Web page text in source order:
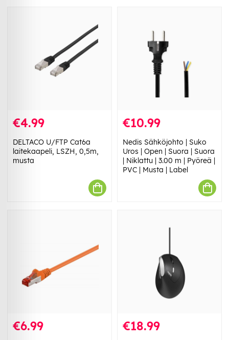
€4.99
DELTACO U/FTP Cat6a
laitekaapeli, LSZH, 0,5m,
musta
€10.99
Nedis Sähköjohto | Suko
Uros | Open | Suora | Suora
| Niklattu | 3.00 m | Pyöreä |
PVC | Musta | Label
€6.99 €18.99